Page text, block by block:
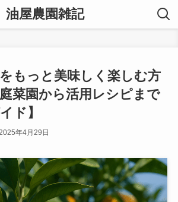
油屋農園雑記
をもっと美味しく楽しむ方
菜園から活用レシピまで
ド】
年4月29日